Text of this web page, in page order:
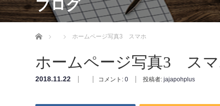
ブログ
ホーム ホームページ写真3 スマホ
ホームページ写真3 ス
2018.11.22 コメント: 0 投稿者: jajapohplus